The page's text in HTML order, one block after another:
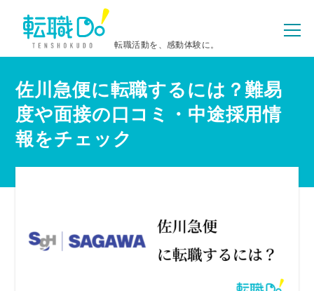
転職活動を、感動体験に。
佐川急便に転職するには？難易
度や面接の口コミ・中途採用情
報をチェック